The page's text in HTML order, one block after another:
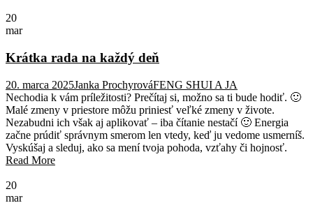
20
mar
Krátka rada na každý deň
20. marca 2025Janka ProchyrováFENG SHUI A JA
Nechodia k vám príležitosti? Prečítaj si, možno sa ti bude hodiť. 🙂
Malé zmeny v priestore môžu priniesť veľké zmeny v živote.
Nezabudni ich však aj aplikovať – iba čítanie nestačí 🙂 Energia
začne prúdiť správnym smerom len vtedy, keď ju vedome usmerníš.
Vyskúšaj a sleduj, ako sa mení tvoja pohoda, vzťahy či hojnosť.
Read More
20
mar